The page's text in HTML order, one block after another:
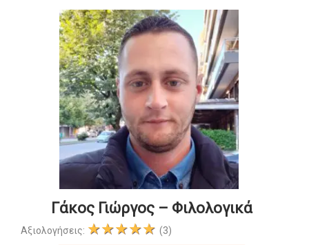
Γάκος Γιώργος – Φιλολογικά
Αξιολογήσεις: ★★★★★ (3)